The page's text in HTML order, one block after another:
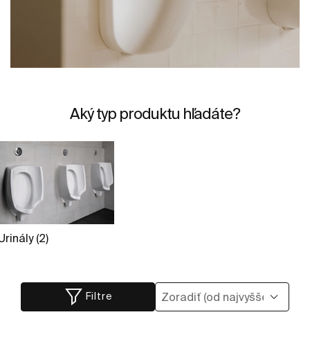
Aký typ produktu hľadáte?
(2)
Filtre